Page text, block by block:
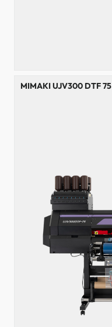
MIMAKI UJV300 DTF 75